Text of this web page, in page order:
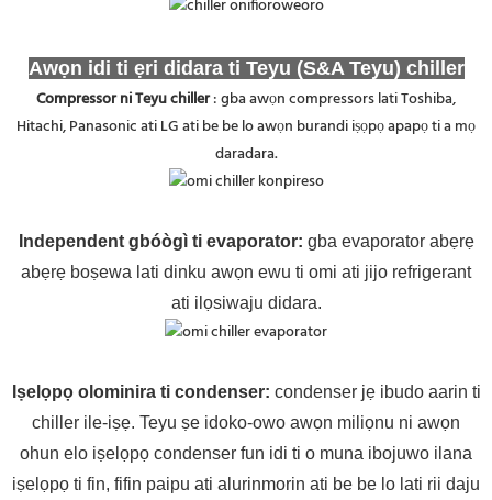
Awọn idi ti ẹri didara ti Teyu (S&A Teyu) chiller
Compressor ni Teyu chiller: gba awọn compressors lati Toshiba,
Hitachi, Panasonic ati LG ati be be lo awọn burandi iṣọpọ apapọ ti a mọ
daradara.
Independent gbóògì ti evaporator: gba evaporator abẹrẹ
abẹrẹ boṣewa lati dinku awọn ewu ti omi ati jijo refrigerant
ati ilọsiwaju didara.
Iṣelọpọ olominira ti condenser: condenser jẹ ibudo aarin ti
chiller ile-iṣẹ. Teyu ṣe idoko-owo awọn miliọnu ni awọn
ohun elo iṣelọpọ condenser fun idi ti o muna ibojuwo ilana
iṣelọpọ ti fin, fifin paipu ati alurinmorin ati be be lo lati rii daju